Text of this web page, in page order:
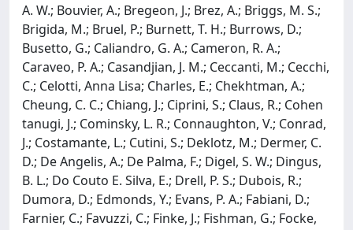
A. W.; Bouvier, A.; Bregeon, J.; Brez, A.; Briggs, M. S.;
Brigida, M.; Bruel, P.; Burnett, T. H.; Burrows, D.;
Busetto, G.; Caliandro, G. A.; Cameron, R. A.;
Caraveo, P. A.; Casandjian, J. M.; Ceccanti, M.; Cecchi,
C.; Celotti, Anna Lisa; Charles, E.; Chekhtman, A.;
Cheung, C. C.; Chiang, J.; Ciprini, S.; Claus, R.; Cohen
tanugi, J.; Cominsky, L. R.; Connaughton, V.; Conrad,
J.; Costamante, L.; Cutini, S.; Deklotz, M.; Dermer, C.
D.; De Angelis, A.; De Palma, F.; Digel, S. W.; Dingus,
B. L.; Do Couto E. Silva, E.; Drell, P. S.; Dubois, R.;
Dumora, D.; Edmonds, Y.; Evans, P. A.; Fabiani, D.;
Farnier, C.; Favuzzi, C.; Finke, J.; Fishman, G.; Focke,